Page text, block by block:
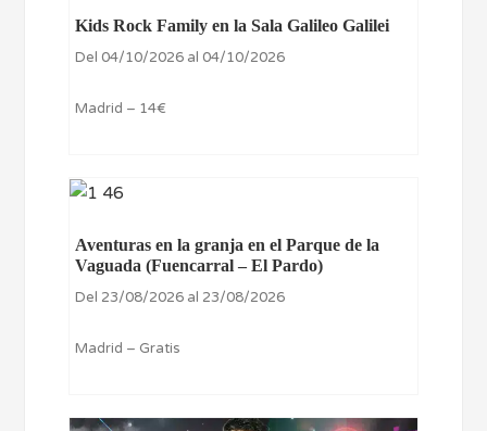
Kids Rock Family en la Sala Galileo Galilei
Del 04/10/2026 al 04/10/2026
Madrid – 14€
Aventuras en la granja en el Parque de la
Vaguada (Fuencarral – El Pardo)
Del 23/08/2026 al 23/08/2026
Madrid – Gratis